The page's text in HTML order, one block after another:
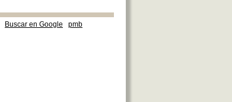
Buscar en Google pmb